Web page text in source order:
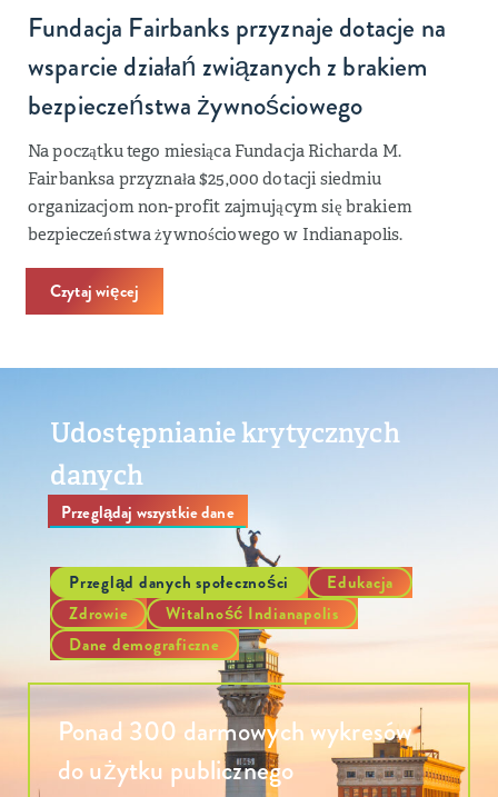
Fundacja Fairbanks przyznaje dotacje na
wsparcie działań związanych z brakiem
bezpieczeństwa żywnościowego
Na początku tego miesiąca Fundacja Richarda M.
Fairbanksa przyznała $25,000 dotacji siedmiu
organizacjom non-profit zajmującym się brakiem
bezpieczeństwa żywnościowego w Indianapolis.
Czytaj więcej
Udostępnianie krytycznych
danych
Przeglądaj wszystkie dane
Przegląd danych społeczności
Edukacja
Zdrowie
Witalność Indianapolis
Dane demograficzne
Ponad 300 darmowych wykresów
do użytku publicznego